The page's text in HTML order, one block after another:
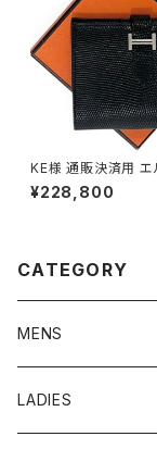
KE様 通販決済用 エ
ンコンパクトパイソン
¥228,800
CATEGORY
MENS
LADIES